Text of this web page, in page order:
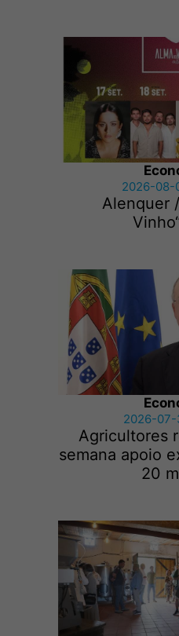
2026-08-
Alenquer
2026-07-
Agricultores
semana apoio
20